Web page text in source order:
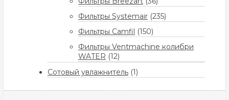
Фильтры Systemair (235)
Фильтры Camfil (150)
Фильтры Ventmachine колибри
WATER (12)
Сотовый увлажнитель (1)